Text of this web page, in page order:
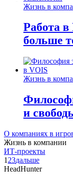
Жизнь в
Работа
больше
Жизнь в
и
О компаниях в
Жизнь в компании
ИТ-проекты
1 23дальше
HeadHunter